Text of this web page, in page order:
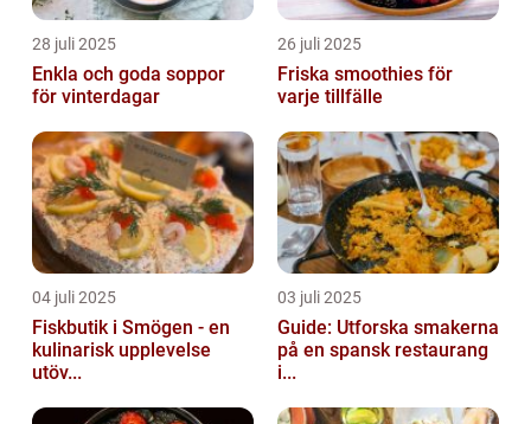
28 juli 2025
Enkla och goda soppor
för vinterdagar
26 juli 2025
Friska smoothies för
varje tillfälle
04 juli 2025
Fiskbutik i Smögen - en
kulinarisk upplevelse
utöv...
03 juli 2025
Guide: Utforska smakerna
på en spansk restaurang
i...